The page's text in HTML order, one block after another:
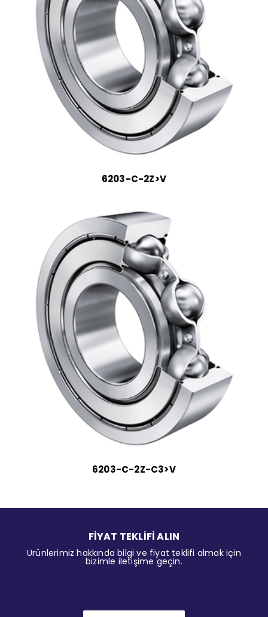
6203-C-2Z>V
6203-C-2Z-C3>V
FİYAT TEKLİFİ ALIN
Ürünlerimiz hakkında bilgi ve fiyat teklifi almak için
bizimle iletişime geçin.